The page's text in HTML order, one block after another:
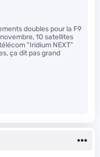
doubles pour la F9
10 satellites
“Iridium NEXT”
ça dit pas grand